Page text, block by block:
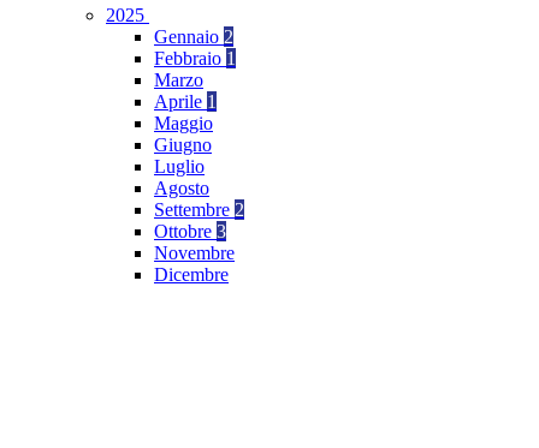
2025
Gennaio 2
Febbraio 1
Marzo
Aprile 1
Maggio
Giugno
Luglio
Agosto
Settembre 2
Ottobre 3
Novembre
Dicembre